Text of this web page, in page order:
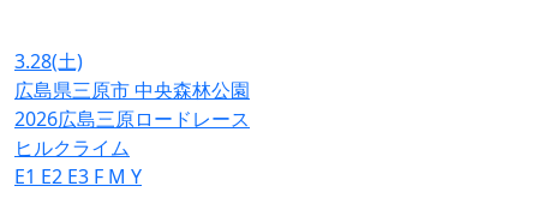
3.28(土)
広島県三原市 中央森林公園
2026広島三原ロードレース
ヒルクライム
E1 E2 E3 F M Y